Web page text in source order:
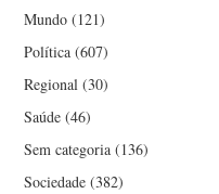
Mundo (121)
Política (607)
Regional (30)
Saúde (46)
Sem categoria (136)
Sociedade (382)